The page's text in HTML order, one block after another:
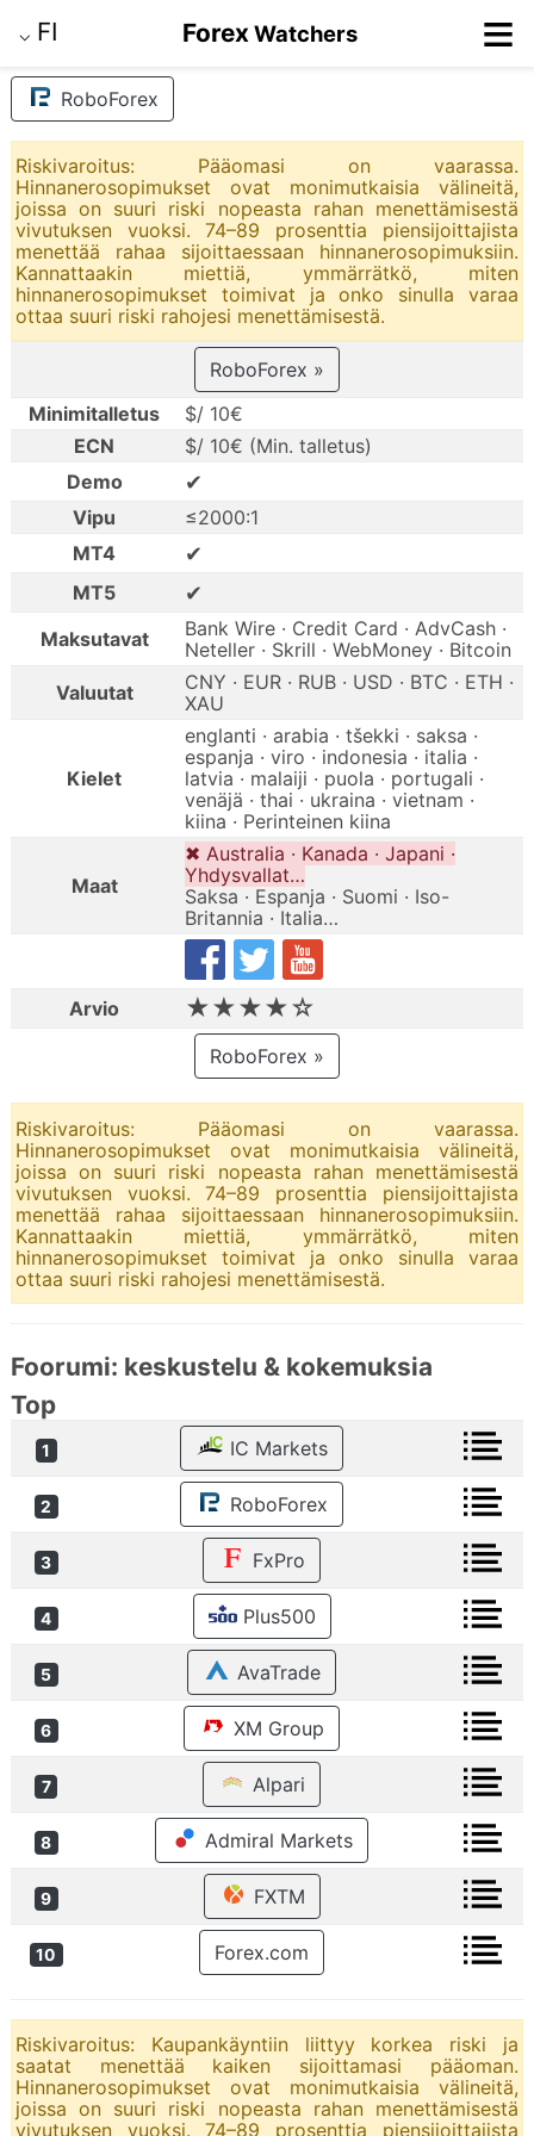
⌵ FI ForexWatchers ≡
RoboForex
Riskivaroitus: Pääomasi on vaarassa.
Hinnanerosopimukset ovat monimutkaisia välineitä,
joissa on suuri riski nopeasta rahan menettämisestä
vivutuksen vuoksi. 74–89 prosenttia piensijoittajista
menettää rahaa sijoittaessaan hinnanerosopimuksiin.
Kannattaakin miettiä, ymmärrätkö, miten
hinnanerosopimukset toimivat ja onko sinulla varaa
ottaa suuri riski rahojesi menettämisestä.
RoboForex »
Minimitalletus
$/ 10€
ECN
$/ 10€ (Min. talletus)
Demo
✔
Vipu
≤2000:1
MT4
✔
MT5 ✔
Maksutavat
Bank Wire · Credit Card · AdvCash ·
Neteller · Skrill · WebMoney · Bitcoin
Valuutat
CNY · EUR · RUB · USD · BTC · ETH ·
XAU
Kielet
englanti · arabia · tšekki · saksa ·
espanja · viro · indonesia · italia ·
latvia · malaiji · puola · portugali ·
venäjä · thai · ukraina · vietnam ·
kiina · Perinteinen kiina
Maat
✖ Australia · Kanada · Japani ·
Yhdysvallat…
Saksa · Espanja · Suomi · Iso-
Britannia · Italia…
Arvio ★★★★☆
RoboForex »
Riskivaroitus: Pääomasi on vaarassa.
Hinnanerosopimukset ovat monimutkaisia välineitä,
joissa on suuri riski nopeasta rahan menettämisestä
vivutuksen vuoksi. 74–89 prosenttia piensijoittajista
menettää rahaa sijoittaessaan hinnanerosopimuksiin.
Kannattaakin miettiä, ymmärrätkö, miten
hinnanerosopimukset toimivat ja onko sinulla varaa
ottaa suuri riski rahojesi menettämisestä.
Foorumi: keskustelu & kokemuksia
Top
1 IC Markets
2 RoboForex
3 FxPro
4 Plus500
5 AvaTrade
6 XM Group
7 Alpari
8 Admiral Markets
9 FXTM
10 Forex.com
Riskivaroitus: Kaupankäyntiin liittyy korkea riski ja
saatat menettää kaiken sijoittamasi pääoman.
Hinnanerosopimukset ovat monimutkaisia välineitä,
joissa on suuri riski nopeasta rahan menettämisestä
vivutuksen vuoksi. 74–89 prosenttia piensijoittajista